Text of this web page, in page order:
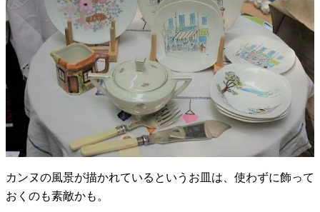
カンヌの風景が描かれているというお皿は、使わずに飾って
おくのも素敵かも。